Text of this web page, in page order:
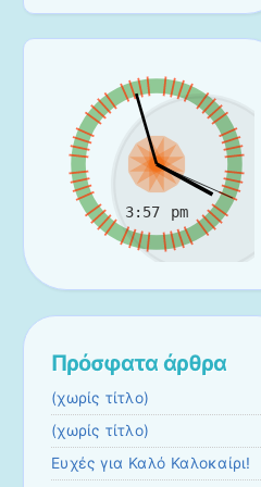
Πρόσφατα άρθρα
(χωρίς τίτλο)
(χωρίς τίτλο)
Ευχές για Καλό Καλοκαίρι!